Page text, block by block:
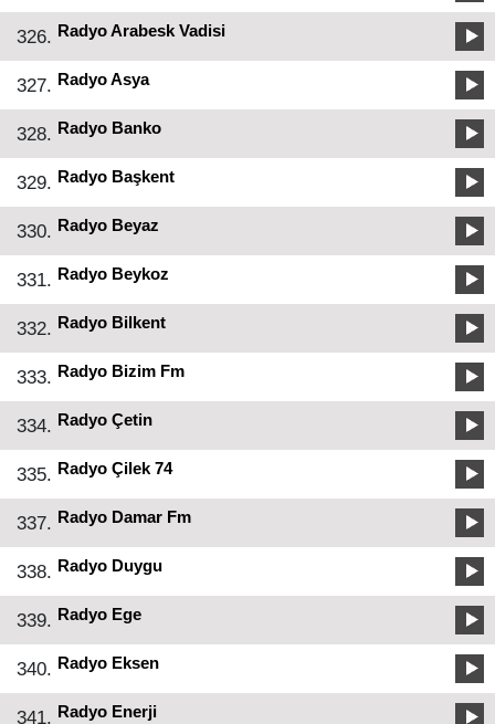
326. Radyo Arabesk Vadisi
327. Radyo Asya
328. Radyo Banko
329. Radyo Başkent
330. Radyo Beyaz
331. Radyo Beykoz
332. Radyo Bilkent
333. Radyo Bizim Fm
334. Radyo Çetin
335. Radyo Çilek 74
337. Radyo Damar Fm
338. Radyo Duygu
339. Radyo Ege
340. Radyo Eksen
341. Radyo Enerji